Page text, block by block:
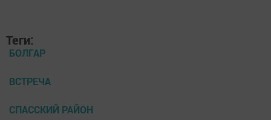
Теги:
БОЛГАР
ВСТРЕЧА
СПАССКИЙ РАЙОН